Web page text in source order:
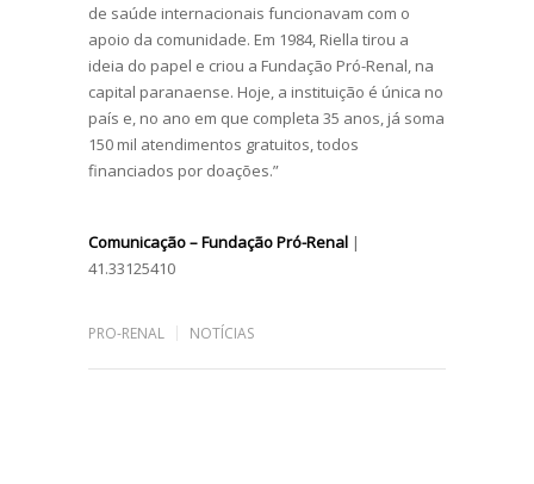
de saúde internacionais funcionavam com o
apoio da comunidade. Em 1984, Riella tirou a
ideia do papel e criou a Fundação Pró-Renal, na
capital paranaense. Hoje, a instituição é única no
país e, no ano em que completa 35 anos, já soma
150 mil atendimentos gratuitos, todos
financiados por doações.”
Comunicação – Fundação Pró-Renal |
41.33125410
PRO-RENAL NOTÍCIAS